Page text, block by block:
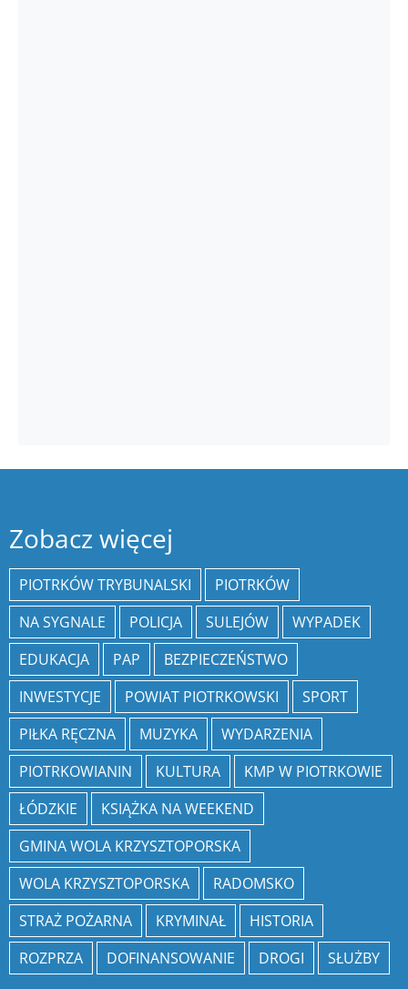
Zobacz więcej
PIOTRKÓW TRYBUNALSKI
PIOTRKÓW
NA SYGNALE
POLICJA SULEJÓW
WYPADEK
EDUKACJA
PAP
BEZPIECZEŃSTWO
INWESTYCJE
POWIAT PIOTRKOWSKI
SPORT
PIŁKA RĘCZNA
MUZYKA
WYDARZENIA
PIOTRKOWIANIN
KULTURA
KMP W PIOTRKOWIE
ŁÓDZKIE
KSIĄŻKA NA WEEKEND
GMINA WOLA KRZYSZTOPORSKA
WOLA KRZYSZTOPORSKA
RADOMSKO
STRAŻ POŻARNA
KRYMINAŁ
HISTORIA
ROZPRZA
DOFINANSOWANIE DROGI SŁUŻBY